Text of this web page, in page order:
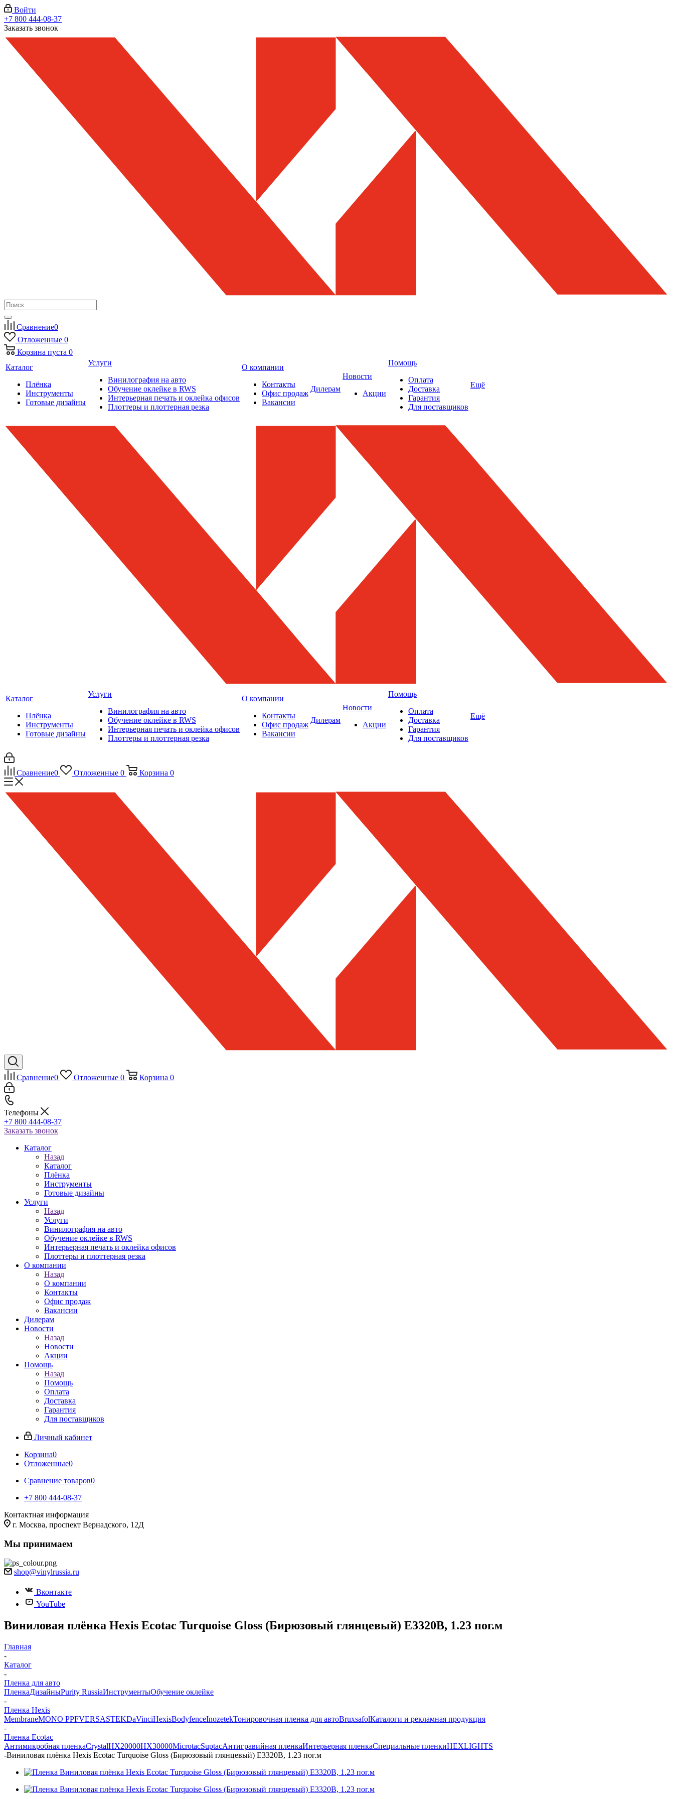
Войти
+7 800 444-08-37
Заказать звонок
Сравнение0
Отложенные 0
Корзина пуста 0
Каталог
Плёнка
Инструменты
Готовые дизайны
Услуги
Винилография на авто
Обучение оклейке в RWS
Интерьерная печать и оклейка офисов
Плоттеры и плоттерная резка
О компании
Контакты
Офис продаж
Вакансии
Дилерам
Новости
Акции
Помощь
Оплата
Доставка
Гарантия
Для поставщиков
Ещё
Каталог
Плёнка
Инструменты
Готовые дизайны
Услуги
Винилография на авто
Обучение оклейке в RWS
Интерьерная печать и оклейка офисов
Плоттеры и плоттерная резка
О компании
Контакты
Офис продаж
Вакансии
Дилерам
Новости
Акции
Помощь
Оплата
Доставка
Гарантия
Для поставщиков
Ещё
Сравнение0 Отложенные 0 Корзина 0
Сравнение0 Отложенные 0 Корзина 0
Телефоны
+7 800 444-08-37
Заказать звонок
Каталог
Назад
Каталог
Плёнка
Инструменты
Готовые дизайны
Услуги
Назад
Услуги
Винилография на авто
Обучение оклейке в RWS
Интерьерная печать и оклейка офисов
Плоттеры и плоттерная резка
О компании
Назад
О компании
Контакты
Офис продаж
Вакансии
Дилерам
Новости
Назад
Новости
Акции
Помощь
Назад
Помощь
Оплата
Доставка
Гарантия
Для поставщиков
Личный кабинет
Корзина0
Отложенные0
Сравнение товаров0
+7 800 444-08-37
Контактная информация
г. Москва, проспект Вернадского, 12Д
Мы принимаем
shop@vinylrussia.ru
Вконтакте
YouTube
Виниловая плёнка Hexis Ecotac Turquoise Gloss (Бирюзовый глянцевый) E3320B, 1.23 пог.м
Главная
-
Каталог
-
Пленка для авто
ПленкаДизайныPurity RussiaИнструментыОбучение оклейке
-
Пленка Hexis
MembraneMONO PPFVERSASTEKDaVinciHexisBodyfenceInozetekТонировочная пленка для автоBruxsafolКаталоги и рекламная продукция
-
Пленка Ecotac
Антимикробная пленкаCrystalHX20000HX30000MicrotacSuptacАнтигравийная пленкаИнтерьерная пленкаСпециальные пленкиHEXLIGHTS
-Виниловая плёнка Hexis Ecotac Turquoise Gloss (Бирюзовый глянцевый) E3320B, 1.23 пог.м